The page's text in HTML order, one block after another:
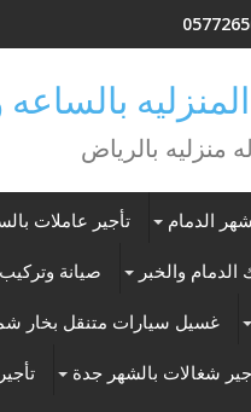
منزليه بالرياض
الدمام تأجير عاملات
الدمام والخبر صيانة
غسيل سيارات متنقل بخار
شغالات بالشهر جدة